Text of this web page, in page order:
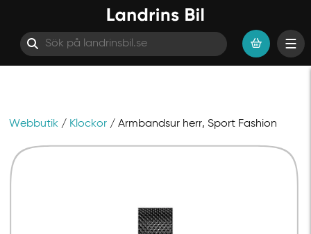
Webbutik / Klockor / Armbandsur herr, Sport Fashion